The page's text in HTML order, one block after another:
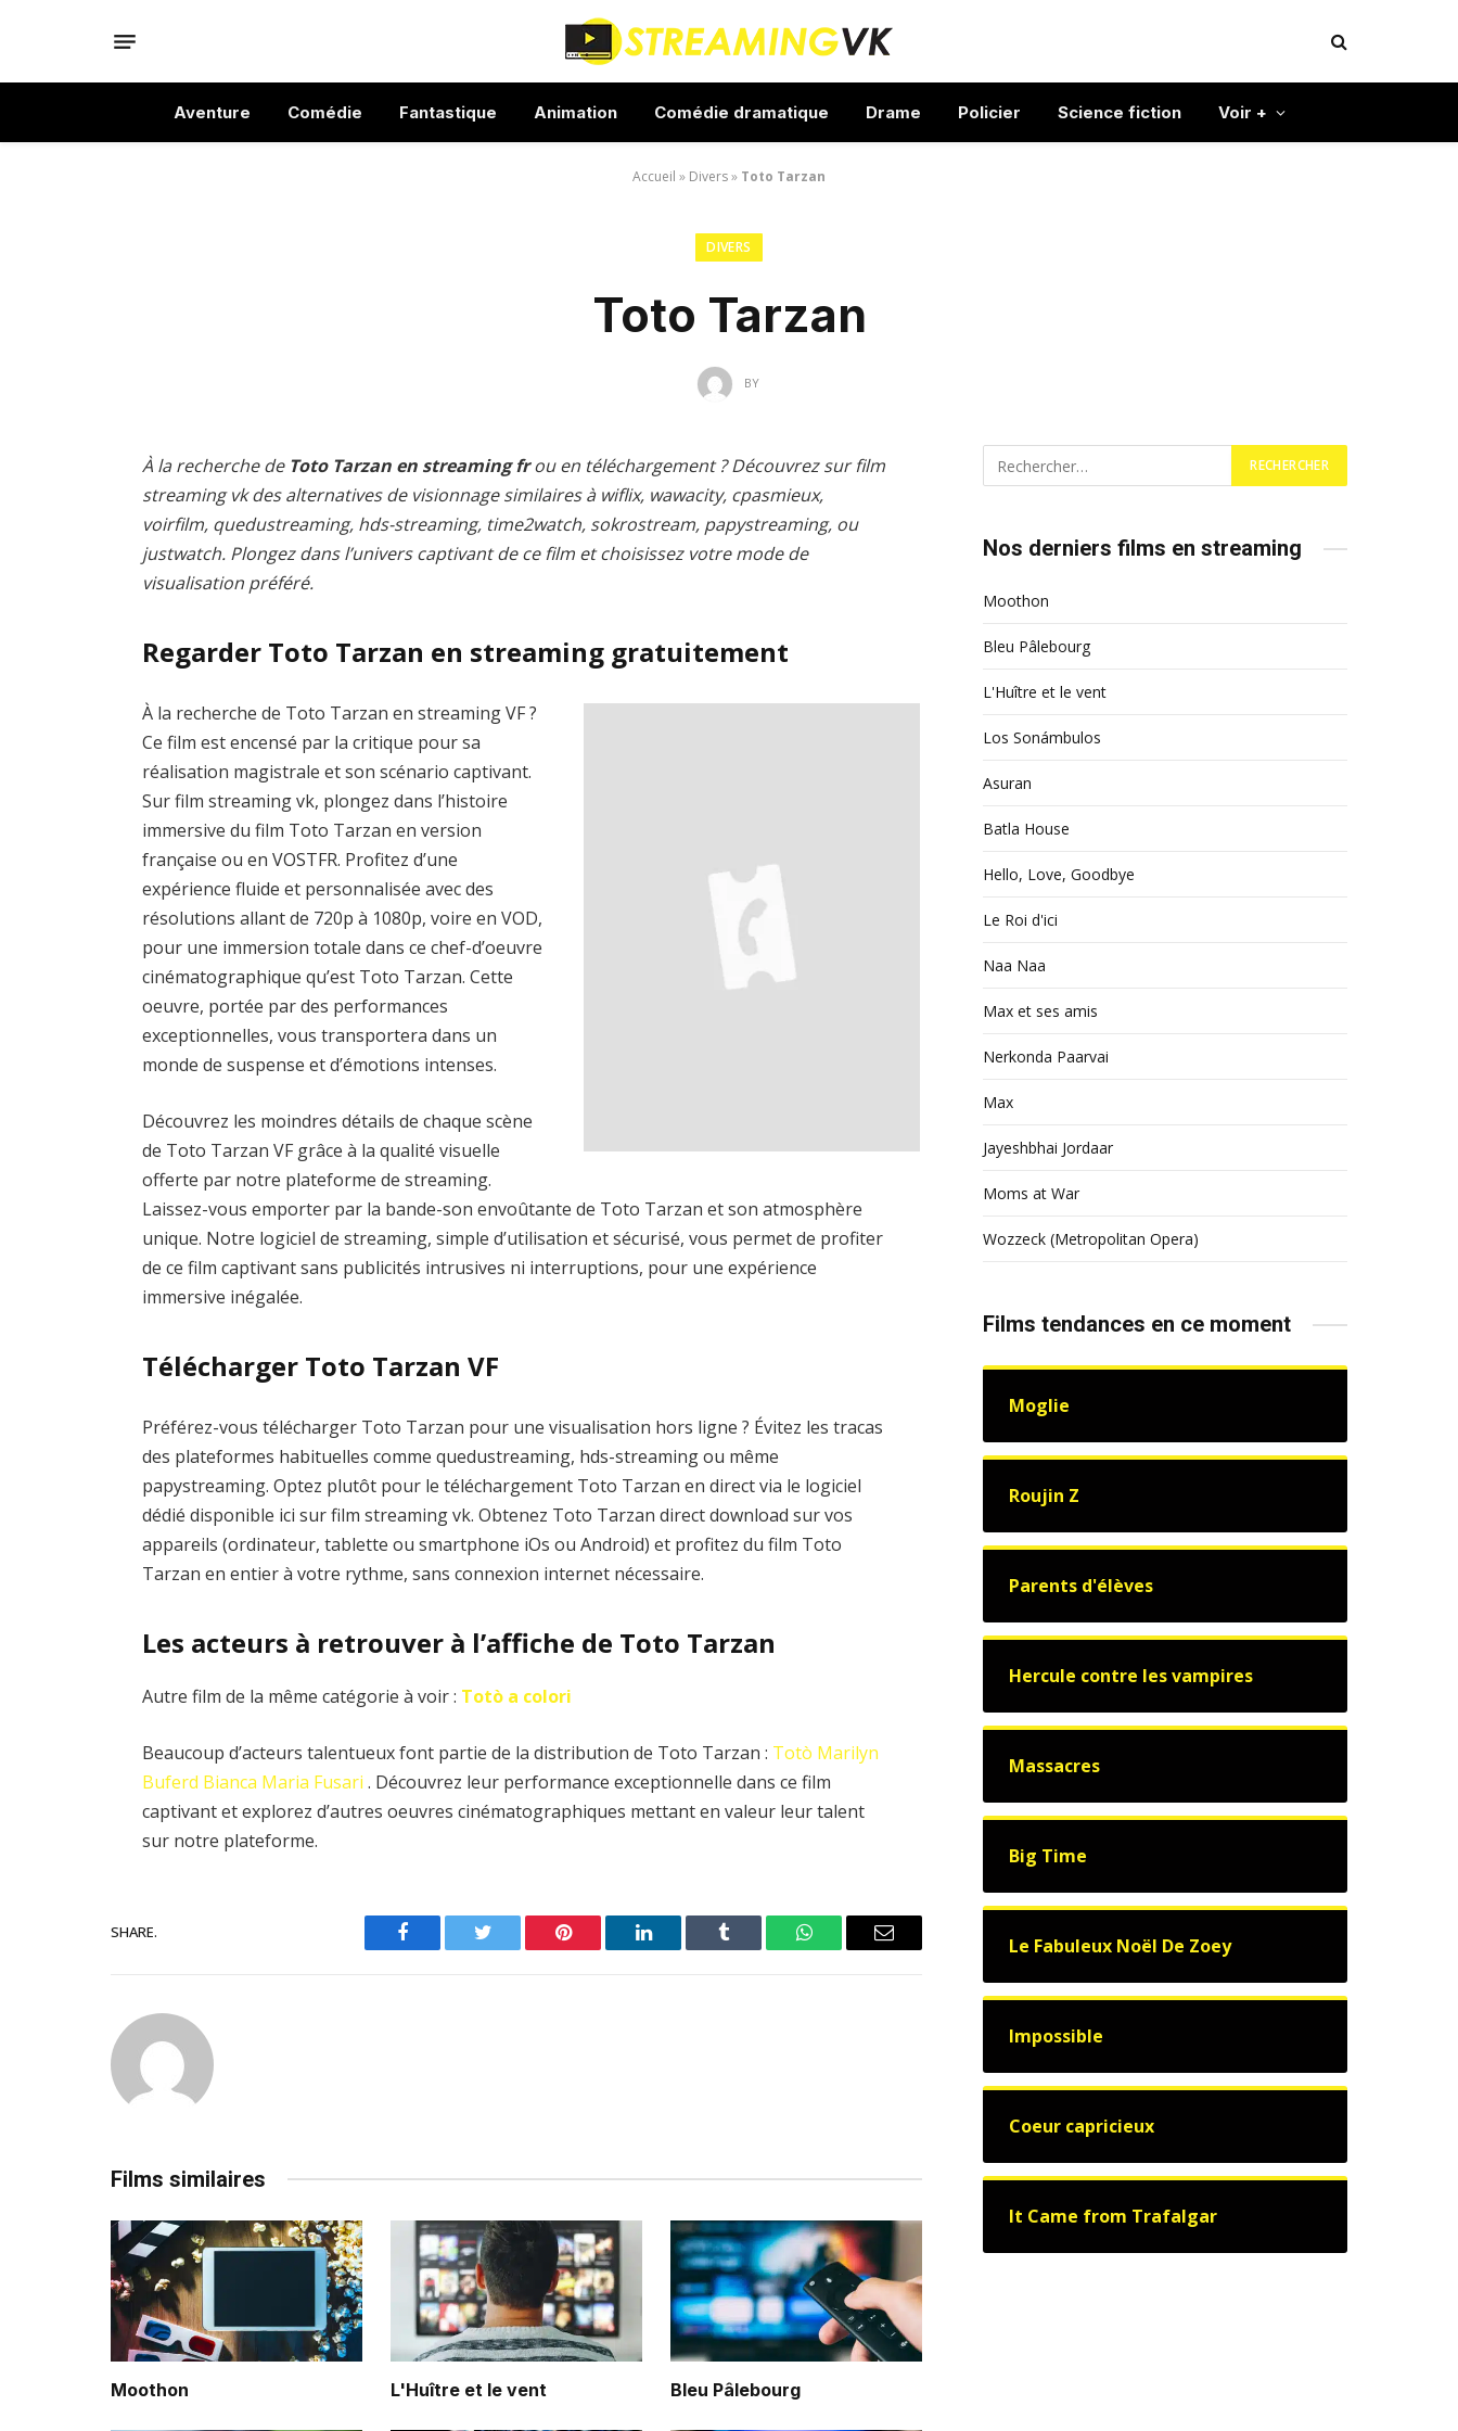
Aventure Comédie Fantastique Animation Comédie dramatique Drame Policier Science fiction Voir +
Accueil » Divers» Toto Tarzan
DIVERS
Toto Tarzan
BY
À la recherche de Toto Tarzan en streaming frou en téléchargement ? Découvrez sur film
streaming vk des alternatives de visionnage similaires à wiflix, wawacity, cpasmieux,
voirfilm, quedustreaming, hds-streaming, time2watch, sokrostream, papystreaming, ou
justwatch. Plongez dans l’univers captivant de ce film et choisissez votre mode de
visualisation préféré.
Regarder Toto Tarzan en streaming gratuitement
À la recherche de Toto Tarzan en streaming VF ?
Ce film est encensé par la critique pour sa
réalisation magistrale et son scénario captivant.
Sur film streaming vk, plongez dans l’histoire
immersive du film Toto Tarzan en version
française ou en VOSTFR. Profitez d’une
expérience fluide et personnalisée avec des
résolutions allant de 720p à 1080p, voire en VOD,
pour une immersion totale dans ce chef-d’oeuvre
cinématographique qu’est Toto Tarzan. Cette
oeuvre, portée par des performances
exceptionnelles, vous transportera dans un
monde de suspense et d’émotions intenses.
Découvrez les moindres détails de chaque scène
de Toto Tarzan VF grâce à la qualité visuelle
offerte par notre plateforme de streaming.
Laissez-vous emporter par la bande-son envoûtante de Toto Tarzan et son atmosphère
unique. Notre logiciel de streaming, simple d’utilisation et sécurisé, vous permet de profiter
de ce film captivant sans publicités intrusives ni interruptions, pour une expérience
immersive inégalée.
Télécharger Toto Tarzan VF
Préférez-vous télécharger Toto Tarzan pour une visualisation hors ligne ? Évitez les tracas
des plateformes habituelles comme quedustreaming, hds-streaming ou même
papystreaming. Optez plutôt pour le téléchargement Toto Tarzan en direct via le logiciel
dédié disponible ici sur film streaming vk. Obtenez Toto Tarzan direct download sur vos
appareils (ordinateur, tablette ou smartphone iOs ou Android) et profitez du film Toto
Tarzan en entier à votre rythme, sans connexion internet nécessaire.
Les acteurs à retrouver à l’affiche de Toto Tarzan
Autre film de la même catégorie à voir : Totò a colori
Beaucoup d’acteurs talentueux font partie de la distribution de Toto Tarzan : Totò Marilyn
Buferd Bianca Maria Fusari . Découvrez leur performance exceptionnelle dans ce film
captivant et explorez d’autres oeuvres cinématographiques mettant en valeur leur talent
sur notre plateforme.
SHARE.
Facebook Twitter Pinterest LinkedIn Tumblr WhatsAppEmail
Films similaires
Moothon L'Huître et le vent Bleu Pâlebourg
Nos derniers films en streaming
Moothon
Bleu Pâlebourg
L'Huître et le vent
Los Sonámbulos
Asuran
Batla House
Hello, Love, Goodbye
Le Roi d'ici
Naa Naa
Max et ses amis
Nerkonda Paarvai
Max
Jayeshbhai Jordaar
Moms at War
Wozzeck (Metropolitan Opera)
Films tendances en ce moment
Moglie
Roujin Z
Parents d'élèves
Hercule contre les vampires
Massacres
Big Time
Le Fabuleux Noël De Zoey
Impossible
Coeur capricieux
It Came from Trafalgar